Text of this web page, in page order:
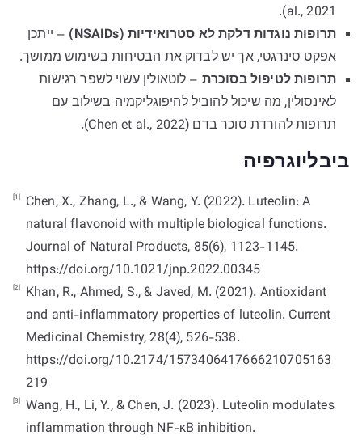
al., 2021).
תרופות נוגדות דלקת לא סטרואידיות (NSAIDs)
– ייתכן
אפקט סינרגטי, אך יש לבדוק את הבטיחות בשימוש ממושך.
תרופות לטיפול בסוכרת – לוטאולין עשוי לשפר רגישות
לאינסולין, מה שיכול להוביל להיפוגליקמיה בשילוב עם
תרופות להורדת סוכר בדם (Chen et al., 2022).
ביבליוגרפיה
[1]
Chen, X., Zhang, L., & Wang, Y. (2022). Luteolin: A
natural flavonoid with multiple biological functions.
Journal of Natural Products, 85(6), 1123-1145.
https://doi.org/10.1021/jnp.2022.00345
[2]
Khan, R., Ahmed, S., & Javed, M. (2021). Antioxidant
and anti-inflammatory properties of luteolin. Current
Medicinal Chemistry, 28(4), 526-538.
https://doi.org/10.2174/1573406417666210705163
219
[3] Wang, H., Li, Y., & Chen, J. (2023). Luteolin modulates
inflammation through NF-κB inhibition.